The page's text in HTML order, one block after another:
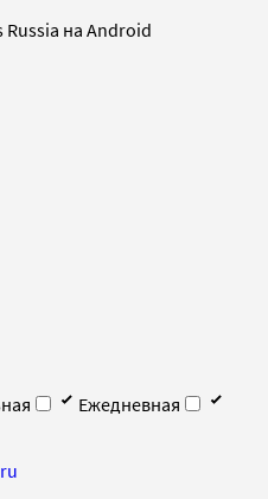
на Android
Ежедневная